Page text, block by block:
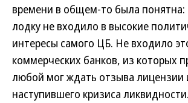
времени в общем-то была понятна:
лодку не входило в высокие
интересы самого ЦБ. Не входило
коммерческих банков, из которых
любой мог ждать отзыва лицензии
наступившего кризиса ликвидности.